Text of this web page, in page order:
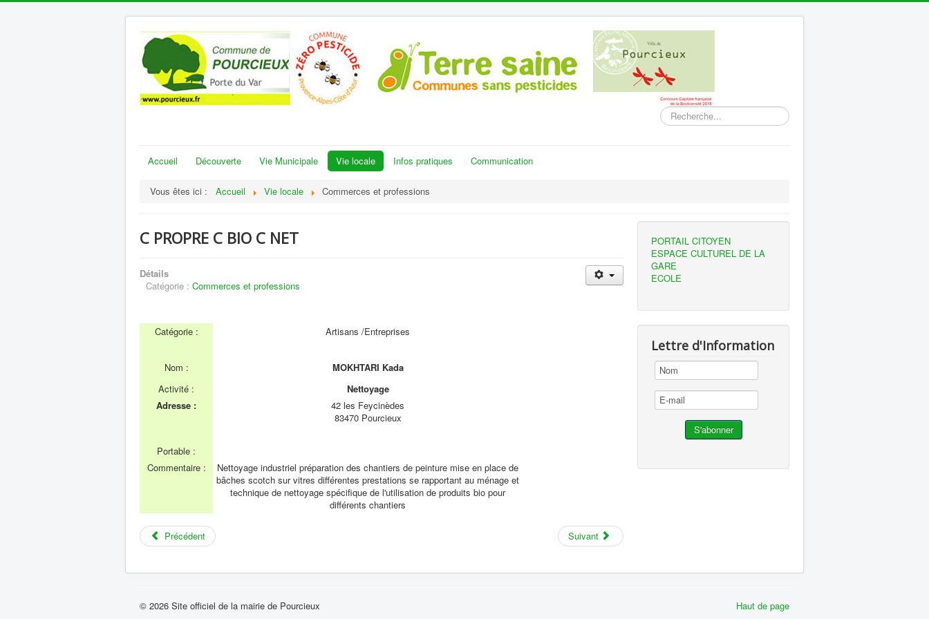
Rechercher
Accueil Découverte Vie Municipale Vie locale Infos pratiques Communication
Vous êtes ici : Accueil Vie locale Commerces et professions
C PROPRE C BIO C NET
Détails
Catégorie : Commerces et professions
Catégorie : Artisans /Entreprises
Nom :
MOKHTARI Kada
Activité :
Nettoyage
Adresse :
42 les Feycinèdes
83470 Pourcieux
Portable :
Commentaire :
Nettoyage industriel préparation des chantiers de peinture mise en place de
bâches scotch sur vitres différentes prestations se rapportant au ménage et
technique de nettoyage spécifique de l'utilisation de produits bio pour
différents chantiers
Précédent Suivant
PORTAIL CITOYEN
ESPACE CULTUREL DE LA
GARE
ECOLE
Lettre d'Information
Haut de page
© 2026 Site officiel de la mairie de Pourcieux